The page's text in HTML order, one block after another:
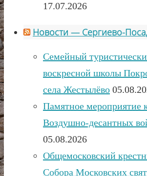
17.07.2026
Новости — Сергиево-
Семейный
воскресной школы
села Жестылёво
Памятное мероприятие
Воздушно-десантных
05.08.2026
Общемосковский
Собора Московских